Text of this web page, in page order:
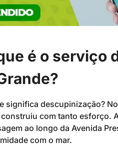
é o serviço
significa descupinização?
com tanto esforço.
ao longo da Avenida
com o mar.